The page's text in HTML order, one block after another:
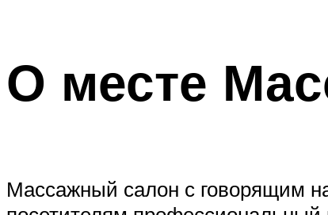
О месте
Массажный салон с говорящим